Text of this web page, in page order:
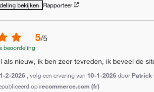
bekijken Rapporteer
5/5
beoordeling
als nieuw, ik ben zeer tevreden, ik beveel de
1-2-2026 , volg een ervaring van 10-1-2026 door Patrick
oprecommerce.com (fr)